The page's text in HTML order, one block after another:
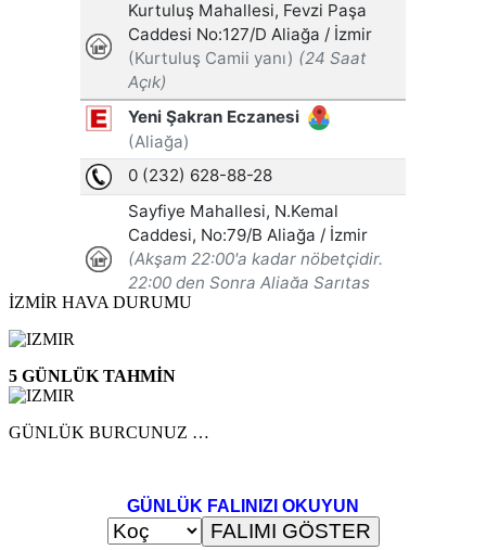
İZMİR HAVA DURUMU
5 GÜNLÜK TAHMİN
GÜNLÜK BURCUNUZ …
GÜNLÜK FALINIZI OKUYUN